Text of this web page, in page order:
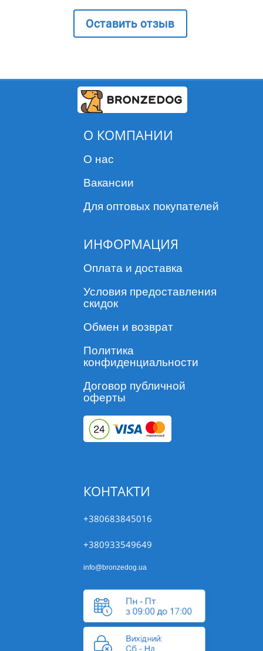
Оставить отзыв
О КОМПАНИИ
О нас
Вакансии
Для оптовых покупателей
ИНФОРМАЦИЯ
Оплата и доставка
Условия предоставления
скидок
Обмен и возврат
Политика
конфиденциальности
Договор публичной
оферты
КОНТАКТИ
+380683845016
+380933549649
info@bronzedog.ua